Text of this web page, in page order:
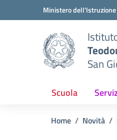
Vai ai contenuti
Vai al menu di navigazione
Ministero
San
Scuola
Home Novità